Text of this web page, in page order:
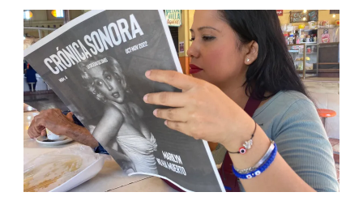
El
Auge
Del
Periodismo
Militante